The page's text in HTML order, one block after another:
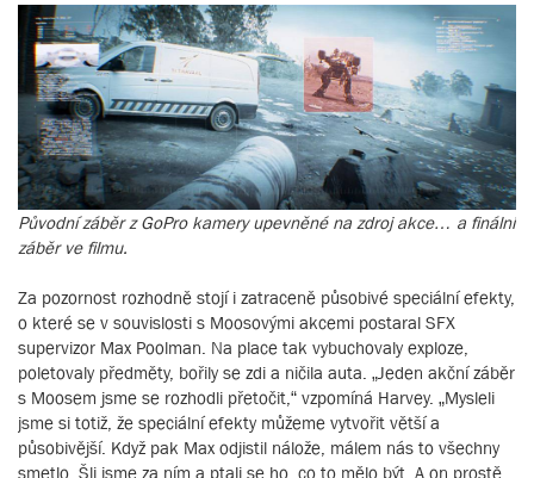
Původní záběr z GoPro kamery upevněné na zdroj akce… a finální
záběr ve filmu.
Za pozornost rozhodně stojí i zatraceně působivé speciální efekty,
o které se v souvislosti s Moosovými akcemi postaral SFX
supervizor Max Poolman. Na place tak vybuchovaly exploze,
poletovaly předměty, bořily se zdi a ničila auta. „Jeden akční záběr
s Moosem jsme se rozhodli přetočit,“ vzpomíná Harvey. „Mysleli
jsme si totiž, že speciální efekty můžeme vytvořit větší a
působivější. Když pak Max odjistil nálože, málem nás to všechny
smetlo. Šli jsme za ním a ptali se ho, co to mělo být. A on prostě